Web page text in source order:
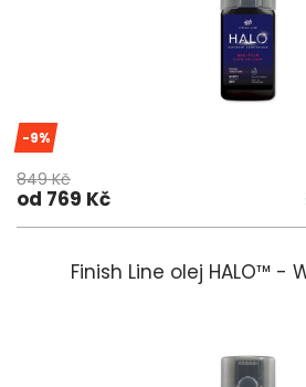
-9%
849 Kč
od 769 Kč
Finish Line olej HALO™ -